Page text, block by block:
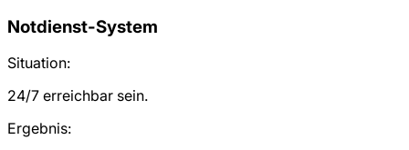
Notdienst-System
Situation:
24/7 erreichbar sein.
Ergebnis: